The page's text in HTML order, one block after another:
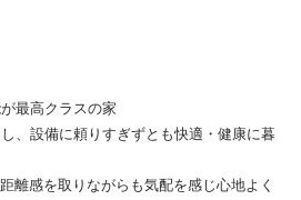
最高クラスの家
、設備に頼りすぎずとも快適・健康に暮
離感を取りながらも気配を感じ心地よく